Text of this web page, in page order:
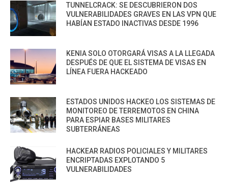
TUNNELCRACK: SE DESCUBRIERON DOS
VULNERABILIDADES GRAVES EN LAS VPN QUE
HABÍAN ESTADO INACTIVAS DESDE 1996
KENIA SOLO OTORGARÁ VISAS A LA LLEGADA
DESPUÉS DE QUE EL SISTEMA DE VISAS EN
LÍNEA FUERA HACKEADO
ESTADOS UNIDOS HACKEO LOS SISTEMAS DE
MONITOREO DE TERREMOTOS EN CHINA
PARA ESPIAR BASES MILITARES
SUBTERRÁNEAS
HACKEAR RADIOS POLICIALES Y MILITARES
ENCRIPTADAS EXPLOTANDO 5
VULNERABILIDADES